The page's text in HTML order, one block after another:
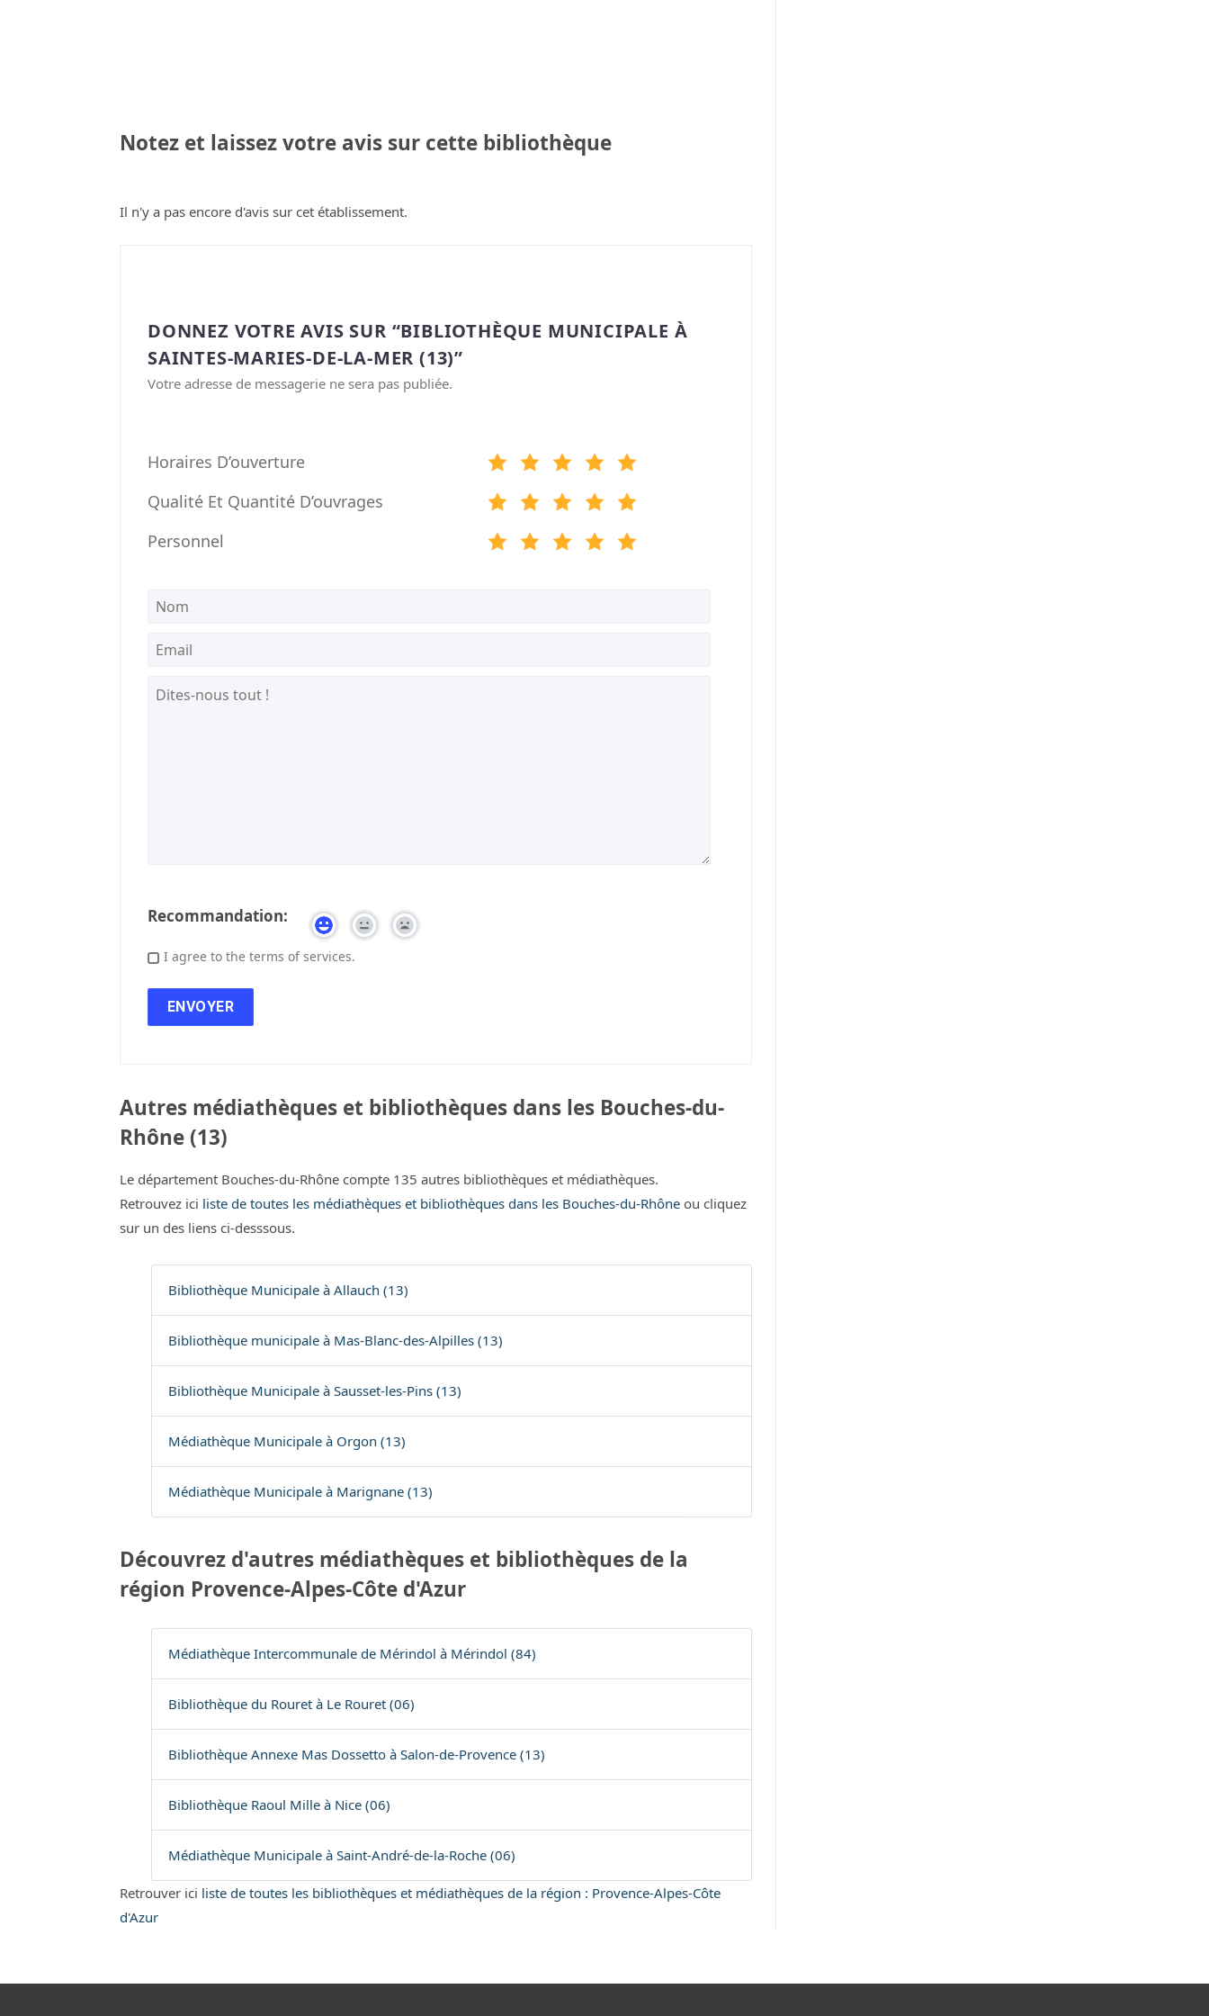
Notez et laissez votre avis sur cette bibliothèque
Il n'y a pas encore d'avis sur cet établissement.
DONNEZ VOTRE AVIS SUR “BIBLIOTHÈQUE MUNICIPALE À
SAINTES-MARIES-DE-LA-MER (13)”
Votre adresse de messagerie ne sera pas publiée.
Horaires D’ouverture
Qualité Et Quantité D’ouvrages
Personnel
Recommandation:
I agree to the terms of services.
Autres médiathèques et bibliothèques dans les Bouches-du-
Rhône (13)
Le département Bouches-du-Rhône compte 135 autres bibliothèques et médiathèques.
Retrouvez ici liste de toutes les médiathèques et bibliothèques dans les Bouches-du-Rhône ou cliquez
sur un des liens ci-desssous.
Bibliothèque Municipale à Allauch (13)
Bibliothèque municipale à Mas-Blanc-des-Alpilles (13)
Bibliothèque Municipale à Sausset-les-Pins (13)
Médiathèque Municipale à Orgon (13)
Médiathèque Municipale à Marignane (13)
Découvrez d'autres médiathèques et bibliothèques de la
région Provence-Alpes-Côte d'Azur
Médiathèque Intercommunale de Mérindol à Mérindol (84)
Bibliothèque du Rouret à Le Rouret (06)
Bibliothèque Annexe Mas Dossetto à Salon-de-Provence (13)
Bibliothèque Raoul Mille à Nice (06)
Médiathèque Municipale à Saint-André-de-la-Roche (06)
Retrouver ici liste de toutes les bibliothèques et médiathèques de la région : Provence-Alpes-Côte
d'Azur